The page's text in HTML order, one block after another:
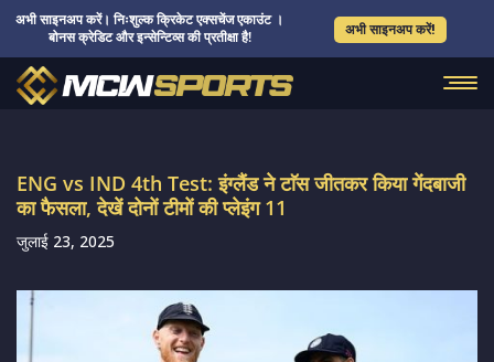
अभी साइनअप करें। निःशुल्क क्रिकेट एक्सचेंज एकाउंट ।
बोनस क्रेडिट और इन्सेन्टिव्स की प्रतीक्षा है!
अभी साइनअप करें!
ENG vs IND 4th Test: इंग्लैंड ने टाॅस जीतकर किया गेंदबाजी
का फैसला, देखें दोनों टीमों की प्लेइंग 11
जुलाई 23, 2025